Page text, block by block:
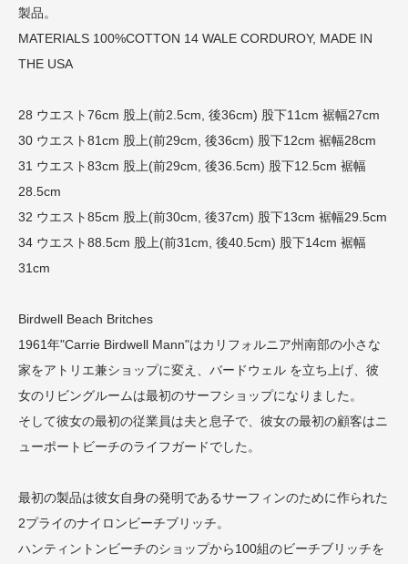
製品。
MATERIALS 100%COTTON 14 WALE CORDUROY, MADE IN
THE USA
28 ウエスト76cm 股上(前2.5cm, 後36cm) 股下11cm 裾幅27cm
30 ウエスト81cm 股上(前29cm, 後36cm) 股下12cm 裾幅28cm
31 ウエスト83cm 股上(前29cm, 後36.5cm) 股下12.5cm 裾幅
28.5cm
32 ウエスト85cm 股上(前30cm, 後37cm) 股下13cm 裾幅29.5cm
34 ウエスト88.5cm 股上(前31cm, 後40.5cm) 股下14cm 裾幅
31cm
Birdwell Beach Britches
1961年"Carrie Birdwell Mann"はカリフォルニア州南部の小さな
家をアトリエ兼ショップに変え、バードウェル を立ち上げ、彼
女のリビングルームは最初のサーフショップになりました。
そして彼女の最初の従業員は夫と息子で、彼女の最初の顧客はニ
ューポートビーチのライフガードでした。
最初の製品は彼女自身の発明であるサーフィンのために作られた
2プライのナイロンビーチブリッチ。
ハンティントンビーチのショップから100組のビーチブリッチを